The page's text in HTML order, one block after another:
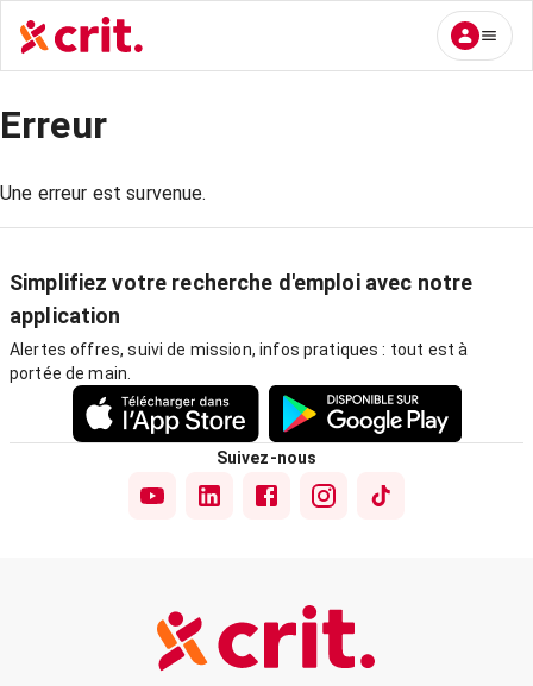
Erreur
Une erreur est survenue.
Simplifiez votre recherche d'emploi avec notre
application
Alertes offres, suivi de mission, infos pratiques : tout est à
portée de main.
Suivez-nous